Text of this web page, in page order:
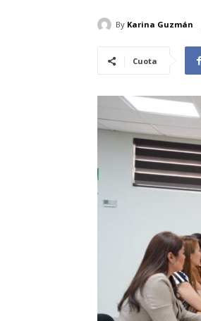
By Karina Guzmán
Cuota